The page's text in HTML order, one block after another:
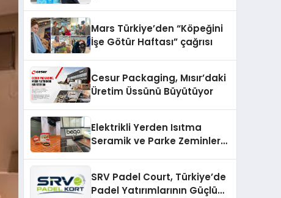
Mars Türkiye’den “Köpeğini
İşe Götür Haftası” çağrısı
Cesur Packaging, Mısır’daki
Üretim Üssünü Büyütüyor
Elektrikli Yerden Isıtma
Seramik ve Parke Zeminler
SRV Padel Court, Türkiye’de
Padel Yatırımlarının Güçlü